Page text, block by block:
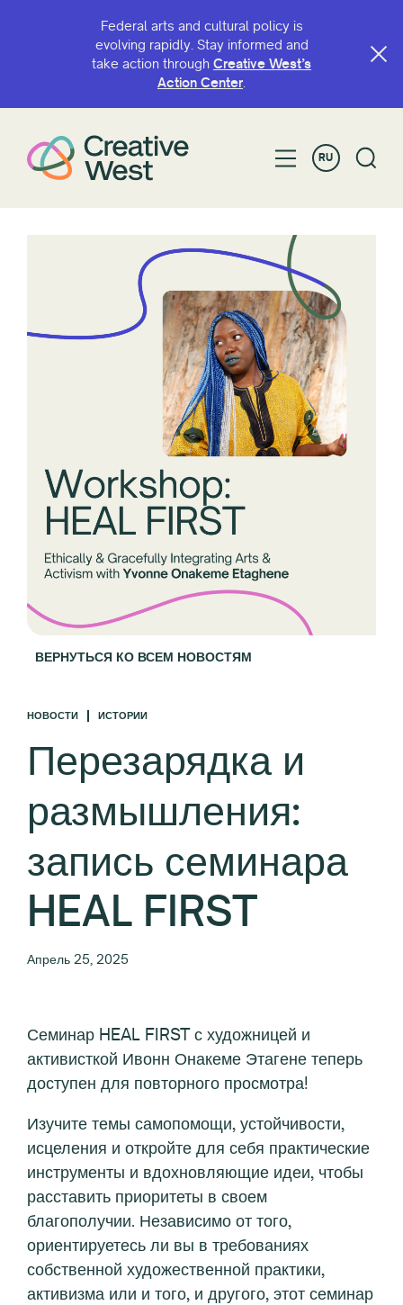
Federal arts and cultural policy is
evolving rapidly. Stay informed and
take action through Creative West’s
Action Center.
RU
ВЕРНУТЬСЯ КО ВСЕМ НОВОСТЯМ
НОВОСТИ ИСТОРИИ
Перезарядка и
размышления:
запись семинара
HEAL FIRST
Апрель 25, 2025
Семинар HEAL FIRST с художницей и
активисткой Ивонн Онакеме Этагене теперь
доступен для повторного просмотра!
Изучите темы самопомощи, устойчивости,
исцеления и откройте для себя практические
инструменты и вдохновляющие идеи, чтобы
расставить приоритеты в своем
благополучии. Независимо от того,
ориентируетесь ли вы в требованиях
собственной художественной практики,
активизма или и того, и другого, этот семинар